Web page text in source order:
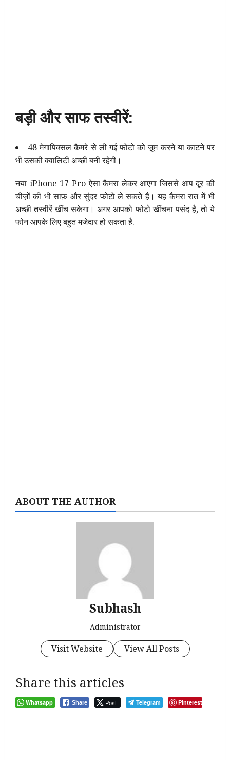
बड़ी और साफ तस्वीरें:
48 मेगापिक्सल कैमरे से ली गई फोटो को ज़ूम करने या काटने पर
भी उसकी क्वालिटी अच्छी बनी रहेगी।
नया iPhone 17 Pro ऐसा कैमरा लेकर आएगा जिससे आप दूर की
चीज़ों की भी साफ़ और सुंदर फोटो ले सकते हैं। यह कैमरा रात में भी
अच्छी तस्वीरें खींच सकेगा। अगर आपको फोटो खींचना पसंद है, तो ये
फोन आपके लिए बहुत मजेदार हो सकता है.
ABOUT THE AUTHOR
Subhash
Administrator
Visit Website View All Posts
Share this articles
Whatsapp Share Post Telegram Pinterest